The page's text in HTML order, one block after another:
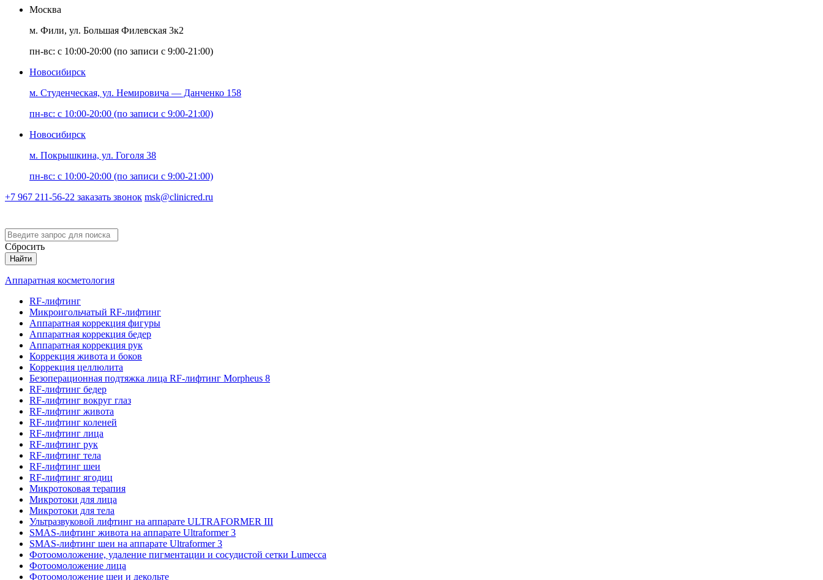
Москва
м. Фили, ул. Большая Филевская 3к2
пн-вс: с 10:00-20:00 (по записи с 9:00-21:00)
Новосибирск
м. Студенческая, ул. Немировича — Данченко 158
пн-вс: с 10:00-20:00 (по записи с 9:00-21:00)
Новосибирск
м. Покрышкина, ул. Гоголя 38
пн-вс: с 10:00-20:00 (по записи с 9:00-21:00)
+7 967 211-56-22 заказать звонок msk@clinicred.ru
Сбросить
Найти
Аппаратная косметология
RF-лифтинг
Микроигольчатый RF-лифтинг
Аппаратная коррекция фигуры
Аппаратная коррекция бедер
Аппаратная коррекция рук
Коррекция живота и боков
Коррекция целлюлита
Безоперационная подтяжка лица RF-лифтинг Morpheus 8
RF-лифтинг бедер
RF-лифтинг вокруг глаз
RF-лифтинг живота
RF-лифтинг коленей
RF-лифтинг лица
RF-лифтинг рук
RF-лифтинг тела
RF-лифтинг шеи
RF-лифтинг ягодиц
Микротоковая терапия
Микротоки для лица
Микротоки для тела
Ультразвуковой лифтинг на аппарате ULTRAFORMER III
SMAS-лифтинг живота на аппарате Ultraformer 3
SMAS-лифтинг шеи на аппарате Ultraformer 3
Фотоомоложение, удаление пигментации и сосудистой сетки Lumecca
Фотоомоложение лица
Фотоомоложение шеи и декольте